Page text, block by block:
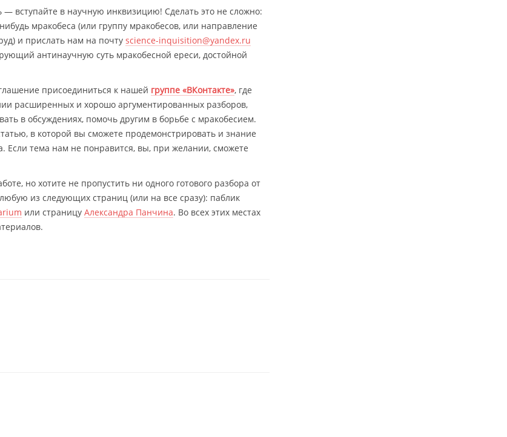
— вступайте в научную инквизицию! Сделать это не сложно:
мракобеса (или группу мракобесов, или направление
и прислать нам на почту science-inquisition@yandex.ru
антинаучную суть мракобесной ереси, достойной
присоединиться к нашей группе «ВКонтакте», где
расширенных и хорошо аргументированных разборов,
в обсуждениях, помочь другим в борьбе с мракобесием.
в которой вы сможете продемонстрировать и знание
Если тема нам не понравится, вы, при желании, сможете
но хотите не пропустить ни одного готового разбора от
из следующих страниц (или на все сразу): паблик
или страницу Александра Панчина. Во всех этих местах